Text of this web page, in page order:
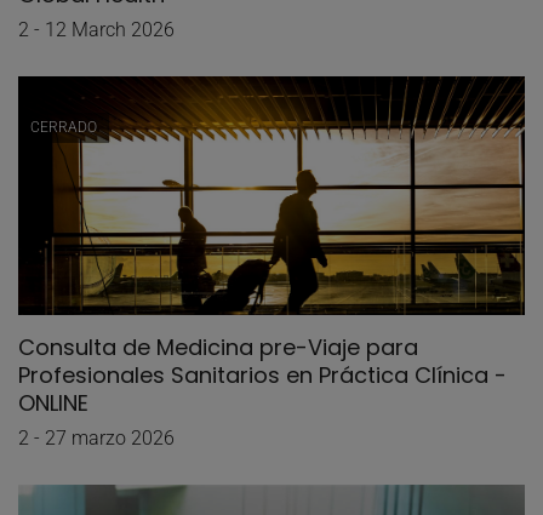
2 - 12 March 2026
CERRADO
Consulta de Medicina pre-Viaje para
Profesionales Sanitarios en Práctica Clínica -
ONLINE
2 - 27 marzo 2026